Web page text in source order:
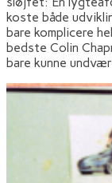
koste både
bare komplicere
bedste Colin
bare kunne